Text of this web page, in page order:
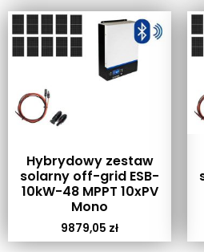
Hybrydowy zestaw
solarny off-grid ESB-
10kW-48 MPPT 10xPV
Mono
9879,05 zł